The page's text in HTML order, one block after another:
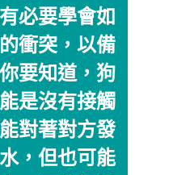
必要學會如
衝突，以備
要知道，狗
是沒有接觸
對著對方發
，但也可能